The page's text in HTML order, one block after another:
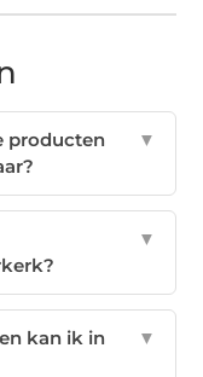
producten
▼
▼
kan ik in
▼